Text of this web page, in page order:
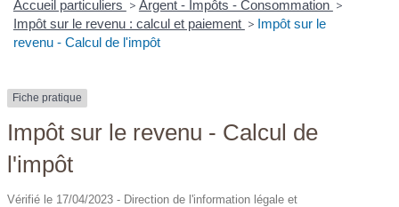
Accueil particuliers > Argent - Impôts - Consommation >
Impôt sur le revenu : calcul et paiement > Impôt sur le
revenu - Calcul de l'impôt
Fiche pratique
Impôt sur le revenu - Calcul de
l'impôt
Vérifié le 17/04/2023 - Direction de l'information légale et